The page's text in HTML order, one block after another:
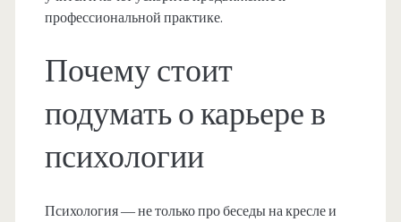
профессиональной практике.
Почему стоит
подумать о карьере в
психологии
Психология — не только про беседы на кресле и